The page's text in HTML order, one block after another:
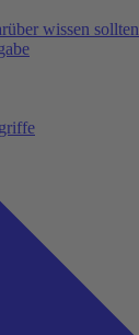
wissen sollten